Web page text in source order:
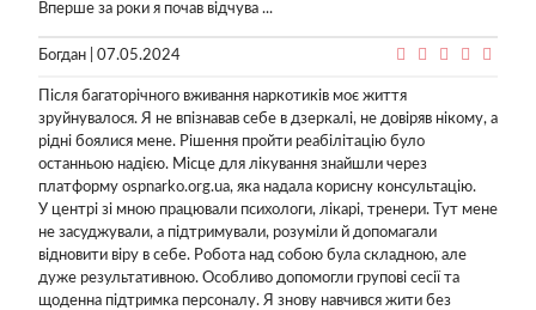
Вперше за роки я почав відчува ...
Богдан | 07.05.2024
Після багаторічного вживання наркотиків моє життя
зруйнувалося. Я не впізнавав себе в дзеркалі, не довіряв нікому, а
рідні боялися мене. Рішення пройти реабілітацію було
останньою надією. Місце для лікування знайшли через
платформу ospnarko.org.ua, яка надала корисну консультацію.
У центрі зі мною працювали психологи, лікарі, тренери. Тут мене
не засуджували, а підтримували, розуміли й допомагали
відновити віру в себе. Робота над собою була складною, але
дуже результативною. Особливо допомогли групові сесії та
щоденна підтримка персоналу. Я знову навчився жити без